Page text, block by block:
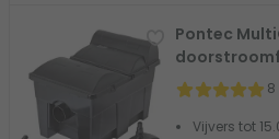
Pontec
Vijvers tot